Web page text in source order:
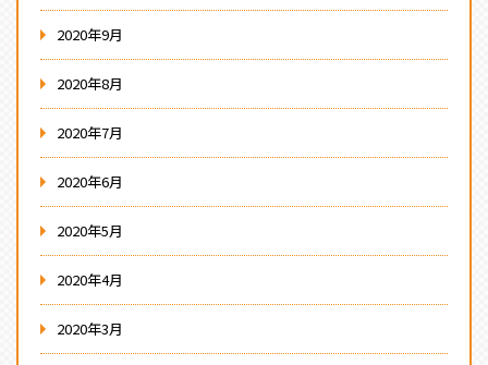
2020年9月
2020年8月
2020年7月
2020年6月
2020年5月
2020年4月
2020年3月